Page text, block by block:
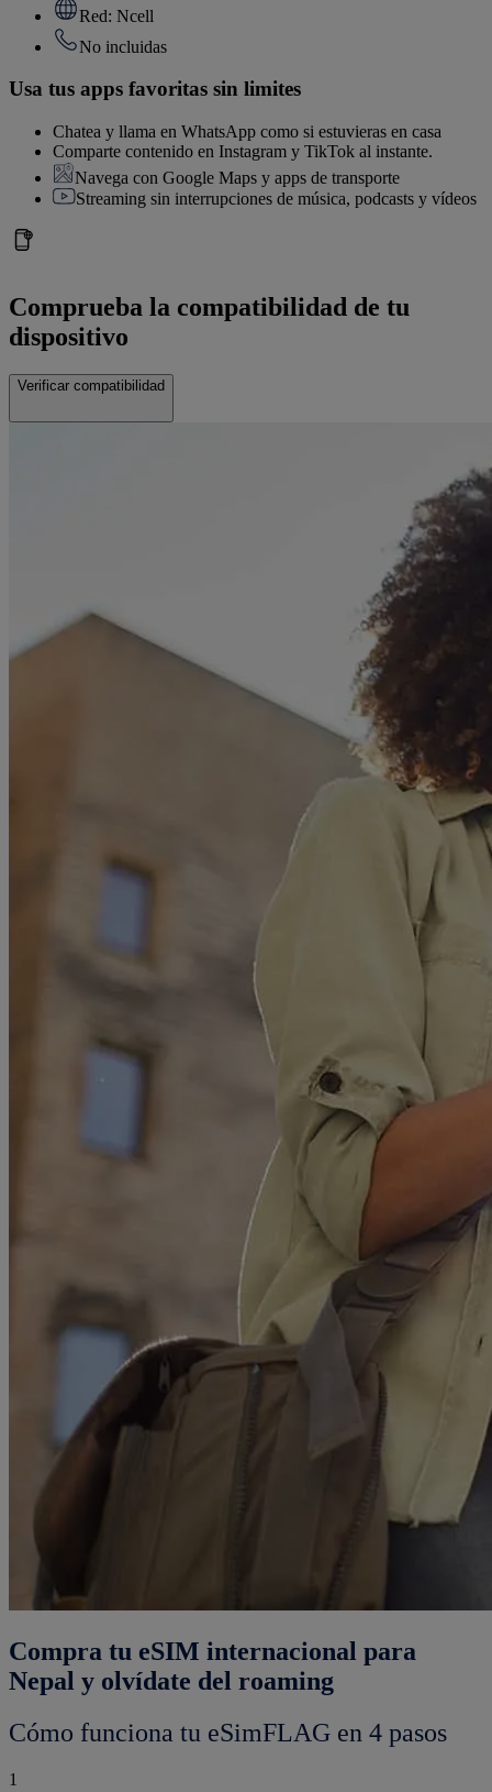
Red: Ncell
No incluidas
Usa tus apps favoritas sin limites
Chatea y llama en WhatsApp como si estuvieras en casa
Comparte contenido en Instagram y TikTok al instante.
Navega con Google Maps y apps de transporte
Streaming sin interrupciones de música, podcasts y vídeos
Comprueba la compatibilidad de tu
dispositivo
Verificar compatibilidad
Compra tu eSIM internacional para
Nepal y olvídate del roaming
Cómo funciona tu eSimFLAG en 4 pasos
1